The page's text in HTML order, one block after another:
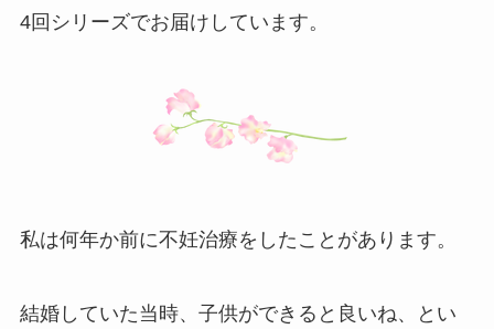
4回シリーズでお届けしています。
私は何年か前に不妊治療をしたことがあります。
結婚していた当時、子供ができると良いね、とい